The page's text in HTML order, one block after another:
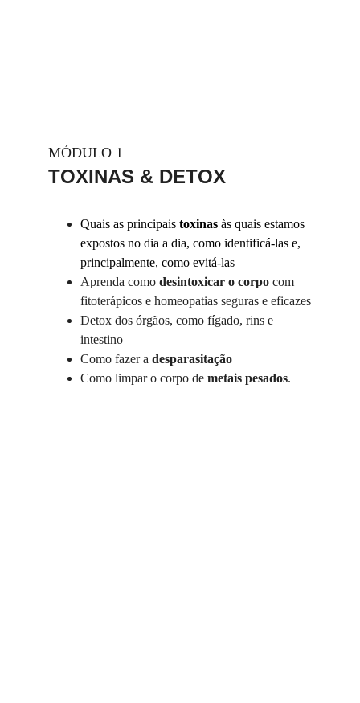
TOXINAS & DETOX
Quais as principais toxinas às quais estamos
expostos no dia a dia, como identificá-las e,
principalmente, como evitá-las
Aprenda como desintoxicar o corpo com
fitoterápicos e homeopatias seguras e eficazes
Detox dos órgãos, como fígado, rins e
intestino
Como fazer a desparasitação
Como limpar o corpo de metais pesados.
MÓDULO 1